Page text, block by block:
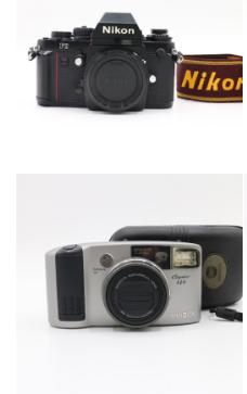
カテゴリー カメラ・レンズ
カテゴリー カメラ・レンズ